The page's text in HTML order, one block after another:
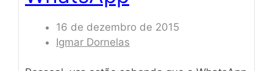
16 de dezembro de 2015
Igmar Dornelas